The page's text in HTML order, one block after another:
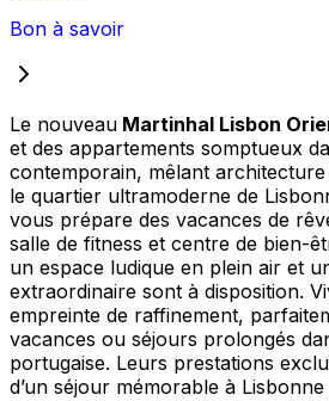
Bon à savoir
Le nouveau Martinhal Lisbon
et des appartements somptueux
contemporain, mêlant
le quartier ultramoderne de
vous prépare des vacances de
salle de fitness et centre de bien-
un espace ludique en plein air et
extraordinaire sont à disposition.
empreinte de raffinement,
vacances ou séjours prolongés
portugaise. Leurs prestations
d’un séjour mémorable à